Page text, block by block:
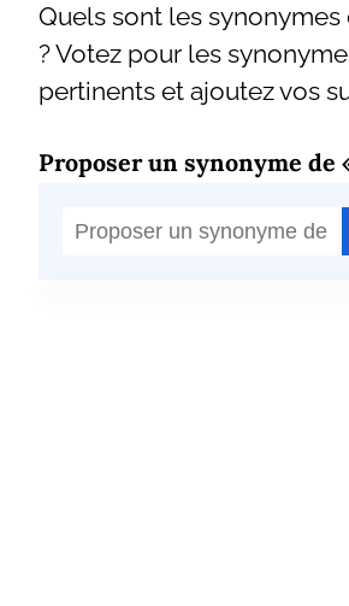
Quels sont les synonymes
? Votez pour les
pertinents et ajoutez vos
Proposer un synonyme de